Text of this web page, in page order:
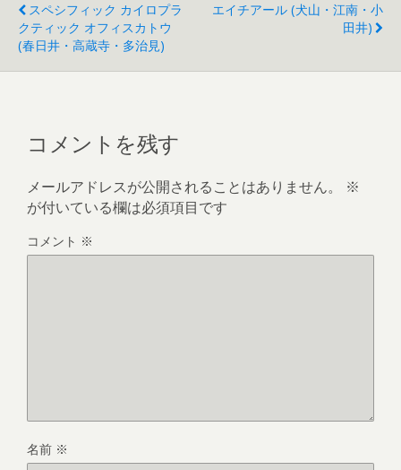
スペシフィック カイロプラ
クティック オフィスカトウ
(春日井・高蔵寺・多治見)
エイチアール (犬山・江南・小
田井)
コメントを残す
メールアドレスが公開されることはありません。
※
が付いている欄は必須項目です
コメント ※
名前 ※